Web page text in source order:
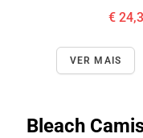
€
VER MAIS
Bleach